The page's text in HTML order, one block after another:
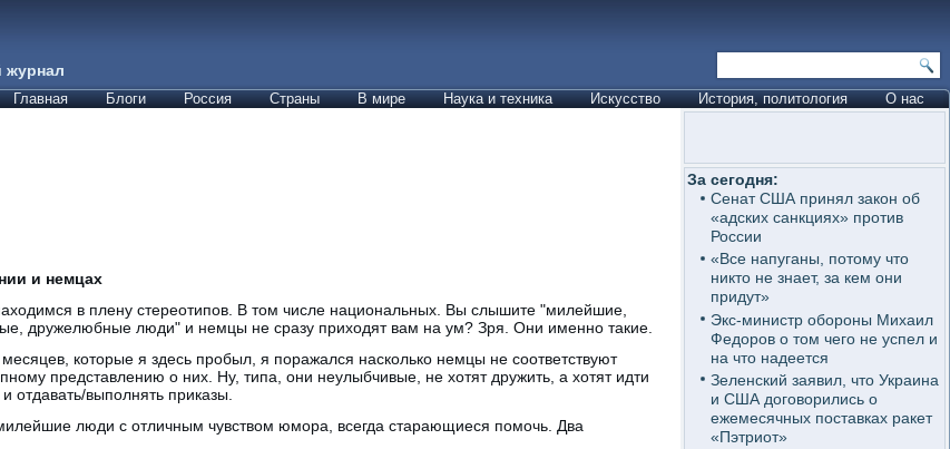
журнал
Главная Блоги Россия Страны В мире Наука и техника Искусство История, политология О нас
и немцах
в плену стереотипов. В том числе национальных. Вы слышите "милейшие,
дружелюбные люди" и немцы не сразу приходят вам на ум? Зря. Они именно такие.
месяцев, которые я здесь пробыл, я поражался насколько немцы не соответствуют
представлению о них. Ну, типа, они неулыбчивые, не хотят дружить, а хотят идти
отдавать/выполнять приказы.
люди с отличным чувством юмора, всегда старающиеся помочь. Два
За сегодня:
Сенат США принял закон об
«адских санкциях» против
России
«Все напуганы, потому что
никто не знает, за кем они
придут»
Экс-министр обороны Михаил
Федоров о том чего не успел и
на что надеется
Зеленский заявил, что Украина
и США договорились о
ежемесячных поставках ракет
«Пэтриот»